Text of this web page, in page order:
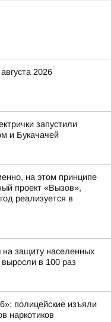
2026
запустили
и Букачачей
на этом принципе
проект «Вызов»,
реализуется в
на защиту населенных
выросли в 100 раз
полицейские изъяли
наркотиков